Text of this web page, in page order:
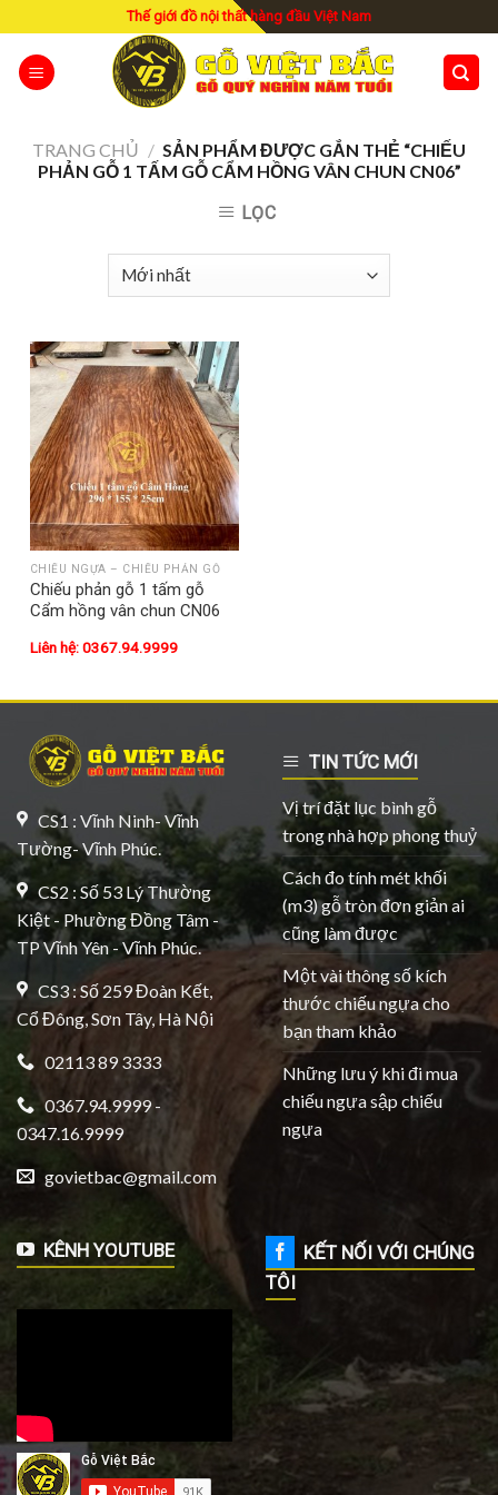
to
content
Thế giới đồ nội thất hàng đầu Việt Nam
TRANG CHỦ / SẢN PHẨM ĐƯỢC GẮN THẺ “CHIẾU
PHẢN GỖ 1 TẤM GỖ CẨM HỒNG VÂN CHUN CN06”
LỌC
CHIẾU NGỰA – CHIẾU PHẢN GỖ
Chiếu phản gỗ 1 tấm gỗ
Cẩm hồng vân chun CN06
Liên hệ: 0367.94.9999
CS1 : Vĩnh Ninh- Vĩnh
Tường- Vĩnh Phúc.
CS2 : Số 53 Lý Thường
Kiệt - Phường Đồng Tâm -
TP Vĩnh Yên - Vĩnh Phúc.
CS3 : Số 259 Đoàn Kết,
Cổ Đông, Sơn Tây, Hà Nội
02113 89 3333
0367.94.9999 -
0347.16.9999
govietbac@gmail.com
TIN TỨC MỚI
Vị trí đặt lục bình gỗ
trong nhà hợp phong thuỷ
Cách đo tính mét khối
(m3) gỗ tròn đơn giản ai
cũng làm được
Một vài thông số kích
thước chiếu ngựa cho
bạn tham khảo
Những lưu ý khi đi mua
chiếu ngựa sập chiếu
ngựa
KÊNH YOUTUBE
KẾT NỐI VỚI CHÚNG
TÔI